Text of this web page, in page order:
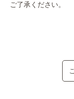
ご了承ください。